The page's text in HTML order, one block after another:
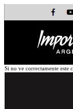
Si no ve correctamente este